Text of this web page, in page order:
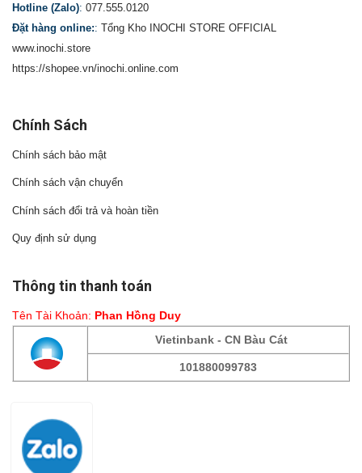
Hotline (Zalo): 077.555.0120
Đặt hàng online:: Tổng Kho INOCHI STORE OFFICIAL
www.inochi.store
https://shopee.vn/inochi.online.com
Chính Sách
Chính sách bảo mật
Chính sách vận chuyển
Chính sách đổi trả và hoàn tiền
Quy định sử dụng
Thông tin thanh toán
Tên Tài Khoản: Phan Hồng Duy
Vietinbank - CN Bàu Cát
101880099783
Fanpage